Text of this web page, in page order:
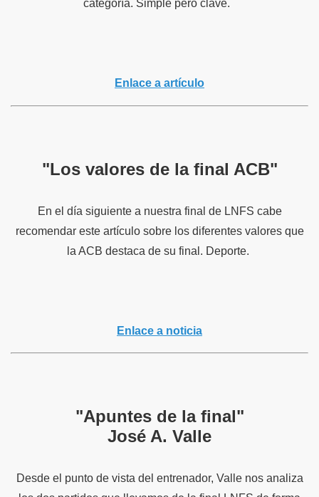
categoría. Simple pero clave.
Enlace a artículo
"Los valores de la final ACB"
En el día siguiente a nuestra final de LNFS cabe
recomendar este artículo sobre los diferentes valores que
la ACB destaca de su final. Deporte.
Enlace a noticia
"Apuntes de la final"
José A. Valle
Desde el punto de vista del entrenador, Valle nos analiza